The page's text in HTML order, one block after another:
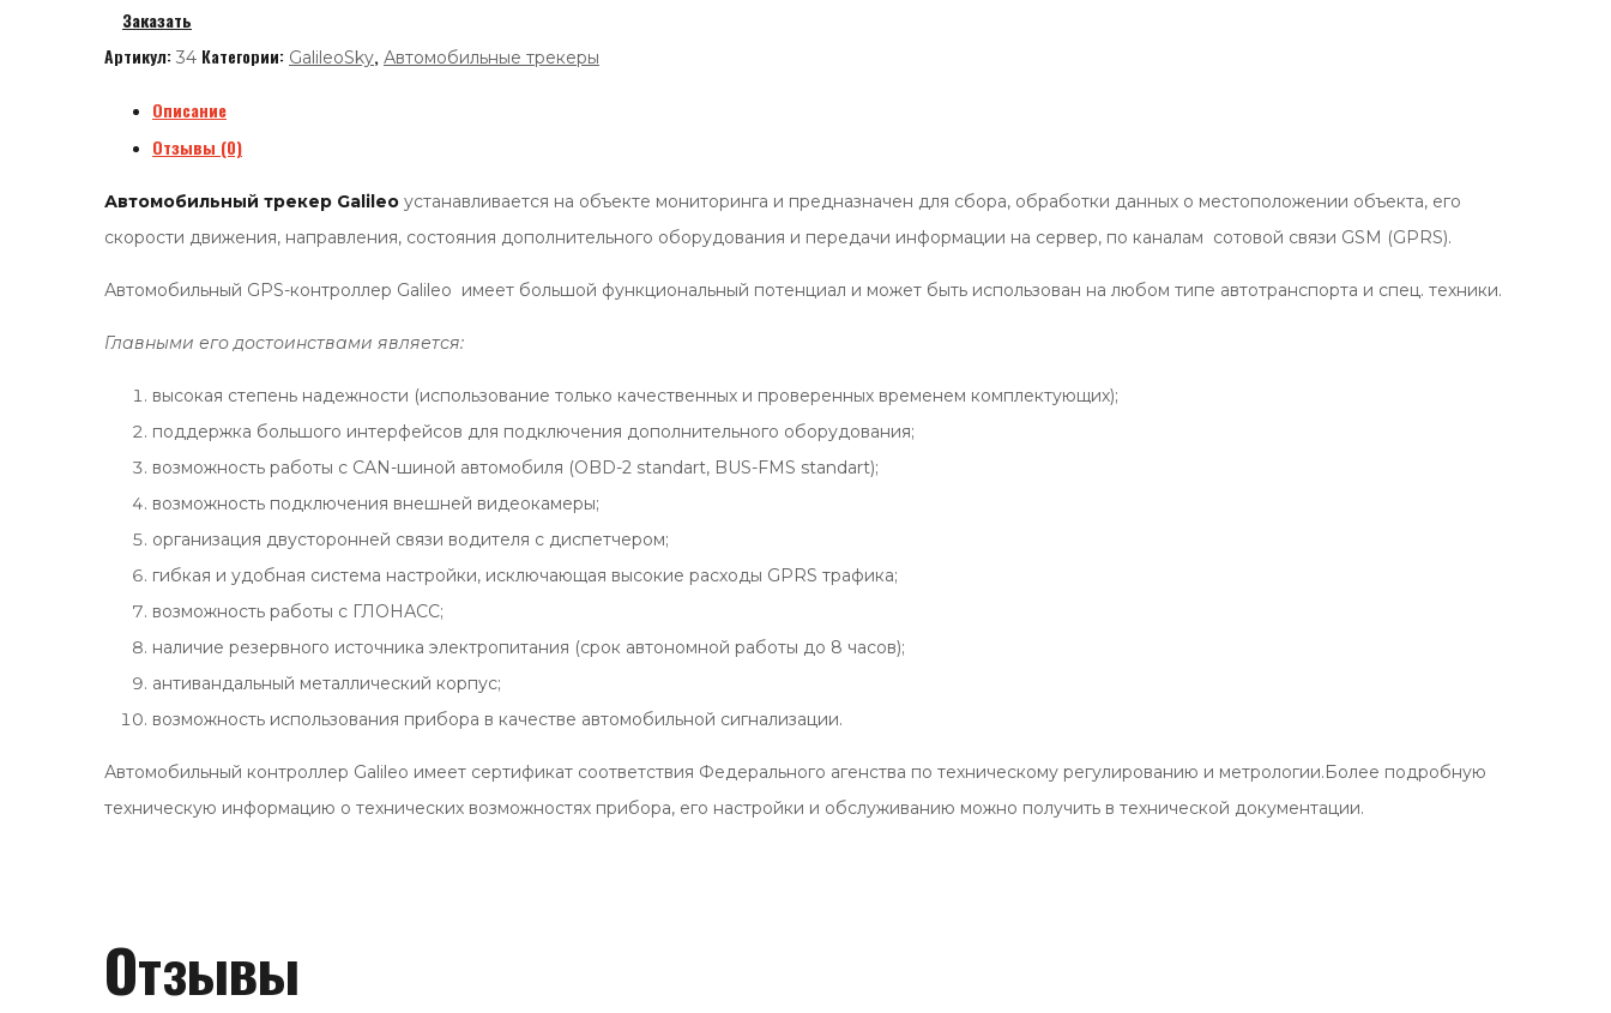
Заказать
Артикул: 34 Категории: GalileoSky, Автомобильные трекеры
Описание
Отзывы (0)
Автомобильный трекер Galileo устанавливается на объекте мониторинга и предназначен для сбора, обработки данных о местоположении объекта, его
скорости движения, направления, состояния дополнительного оборудования и передачи информации на сервер, по каналам сотовой связи GSM (GPRS).
Автомобильный GPS-контроллер Galileo имеет большой функциональный потенциал и может быть использован на любом типе автотранспорта и спец. техники.
Главными его достоинствами является:
высокая степень надежности (использование только качественных и проверенных временем комплектующих);
поддержка большого интерфейсов для подключения дополнительного оборудования;
возможность работы с CAN-шиной автомобиля (OBD-2 standart, BUS-FMS standart);
возможность подключения внешней видеокамеры;
организация двусторонней связи водителя с диспетчером;
гибкая и удобная система настройки, исключающая высокие расходы GPRS трафика;
возможность работы с ГЛОНАСС;
наличие резервного источника электропитания (срок автономной работы до 8 часов);
антивандальный металлический корпус;
возможность использования прибора в качестве автомобильной сигнализации.
Автомобильный контроллер Galileo имеет сертификат соответствия Федерального агенства по техническому регулированию и метрологии.Более подробную
техническую информацию о технических возможностях прибора, его настройки и обслуживанию можно получить в технической документации.
Отзывы